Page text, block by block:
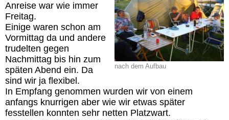
nach dem Aufbau
Anreise war wie immer
Freitag.
Einige waren schon am
Vormittag da und andere
trudelten gegen
Nachmittag bis hin zum
späten Abend ein. Da
sind wir ja flexibel.
In Empfang genommen wurden wir von einem
anfangs knurrigen aber wie wir etwas später
fesstellen konnten sehr netten Platzwart.